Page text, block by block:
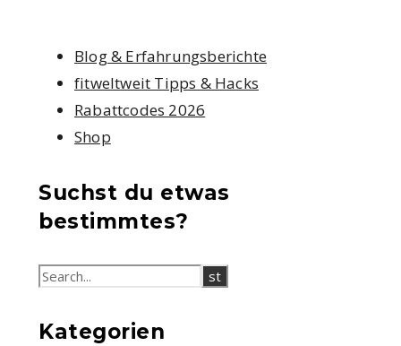
Blog & Erfahrungsberichte
fitweltweit Tipps & Hacks
Rabattcodes 2026
Shop
Suchst du etwas
bestimmtes?
Kategorien